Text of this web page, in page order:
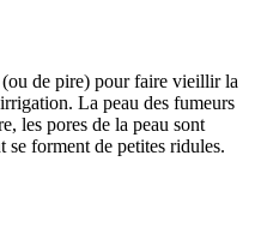
de pire) pour faire vieillir la
La peau des fumeurs
les pores de la peau sont
se forment de petites ridules.